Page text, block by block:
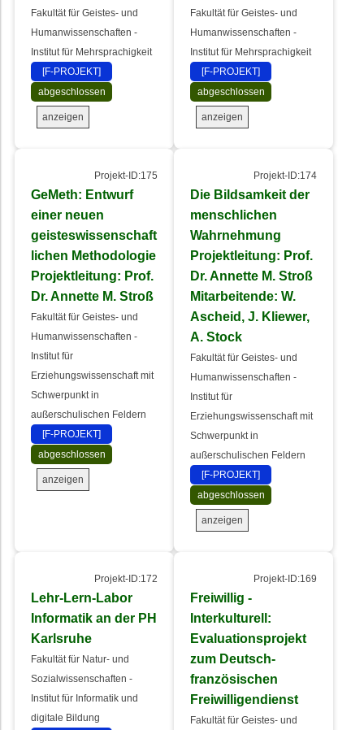
Fakultät für Geistes- und
Humanwissenschaften -
Institut für Mehrsprachigkeit
[F-PROJEKT]
abgeschlossen
anzeigen
Fakultät für Geistes- und
Humanwissenschaften -
Institut für Mehrsprachigkeit
[F-PROJEKT]
abgeschlossen
anzeigen
Projekt-ID:175
GeMeth: Entwurf
einer neuen
geisteswissenschaft
lichen Methodologie
Projektleitung: Prof.
Dr. Annette M. Stroß
Fakultät für Geistes- und
Humanwissenschaften -
Institut für
Erziehungswissenschaft mit
Schwerpunkt in
außerschulischen Feldern
[F-PROJEKT]
abgeschlossen
anzeigen
Projekt-ID:174
Die Bildsamkeit der
menschlichen
Wahrnehmung
Projektleitung: Prof.
Dr. Annette M. Stroß
Mitarbeitende: W.
Ascheid, J. Kliewer,
A. Stock
Fakultät für Geistes- und
Humanwissenschaften -
Institut für
Erziehungswissenschaft mit
Schwerpunkt in
außerschulischen Feldern
[F-PROJEKT]
abgeschlossen
anzeigen
Projekt-ID:172
Lehr-Lern-Labor
Informatik an der PH
Karlsruhe
Fakultät für Natur- und
Sozialwissenschaften -
Institut für Informatik und
digitale Bildung
Projekt-ID:169
Freiwillig -
Interkulturell:
Evaluationsprojekt
zum Deutsch-
französischen
Freiwilligendienst
Fakultät für Geistes- und